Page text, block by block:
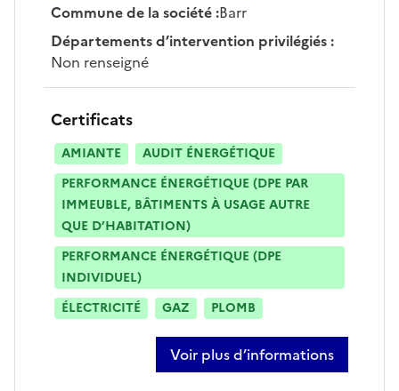
Commune de la société:Barr
Départements d’intervention privilégiés:
Non renseigné
Certificats
AMIANTE
AUDIT ÉNERGÉTIQUE
PERFORMANCE ÉNERGÉTIQUE (DPE PAR
IMMEUBLE, BÂTIMENTS À USAGE AUTRE
QUE D’HABITATION)
PERFORMANCE ÉNERGÉTIQUE (DPE
INDIVIDUEL)
ÉLECTRICITÉ
GAZ PLOMB
Voir plus d’informations
sur florent cosentino